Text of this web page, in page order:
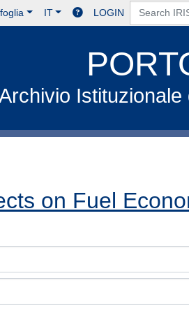
IT LOGIN
Istituzionale
on Fuel